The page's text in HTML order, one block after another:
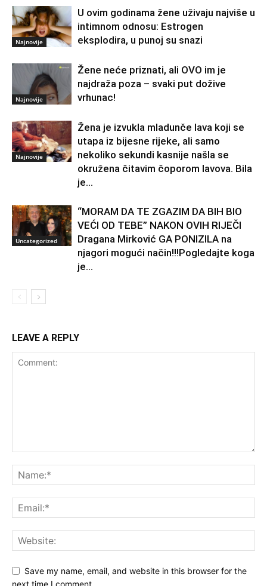
Najnovije
U ovim godinama žene uživaju najviše u
intimnom odnosu: Estrogen
eksplodira, u punoj su snazi
Najnovije
Žene neće priznati, ali OVO im je
najdraža poza – svaki put dožive
vrhunac!
Najnovije
Žena je izvukla mladunče lava koji se
utapa iz bijesne rijeke, ali samo
nekoliko sekundi kasnije našla se
okružena čitavim čoporom lavova. Bila
je...
Uncategorized
“MORAM DA TE ZGAZIM DA BIH BIO
VEĆI OD TEBE” NAKON OVIH RIJEČI
Dragana Mirković GA PONIZILA na
njagori mogući način!!!Pogledajte koga
je...
LEAVE A REPLY
Save my name, email, and website in this browser for the